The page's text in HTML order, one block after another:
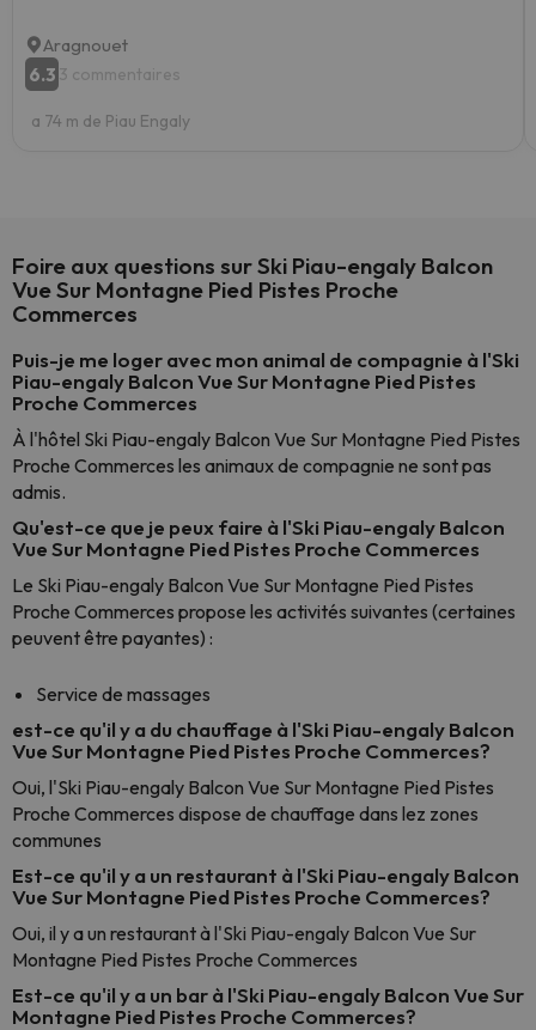
Aragnouet
6.3 3 commentaires
a 74 m de Piau Engaly
Foire aux questions sur Ski Piau-engaly Balcon
Vue Sur Montagne Pied Pistes Proche
Commerces
Puis-je me loger avec mon animal de compagnie à l'Ski
Piau-engaly Balcon Vue Sur Montagne Pied Pistes
Proche Commerces
À l'hôtel Ski Piau-engaly Balcon Vue Sur Montagne Pied Pistes
Proche Commerces les animaux de compagnie ne sont pas
admis.
Qu'est-ce que je peux faire à l'Ski Piau-engaly Balcon
Vue Sur Montagne Pied Pistes Proche Commerces
Le Ski Piau-engaly Balcon Vue Sur Montagne Pied Pistes
Proche Commerces propose les activités suivantes (certaines
peuvent être payantes) :
Service de massages
est-ce qu'il y a du chauffage à l'Ski Piau-engaly Balcon
Vue Sur Montagne Pied Pistes Proche Commerces?
Oui, l'Ski Piau-engaly Balcon Vue Sur Montagne Pied Pistes
Proche Commerces dispose de chauffage dans lez zones
communes
Est-ce qu'il y a un restaurant à l'Ski Piau-engaly Balcon
Vue Sur Montagne Pied Pistes Proche Commerces?
Oui, il y a un restaurant à l'Ski Piau-engaly Balcon Vue Sur
Montagne Pied Pistes Proche Commerces
Est-ce qu'il y a un bar à l'Ski Piau-engaly Balcon Vue Sur
Montagne Pied Pistes Proche Commerces?